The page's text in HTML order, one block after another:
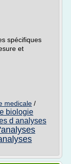
spécifiques
et
medicale /
biologie
d analyses